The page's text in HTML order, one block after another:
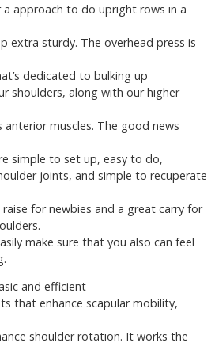
approach to do upright rows in a
extra sturdy. The overhead press is
dedicated to bulking up
shoulders, along with our higher
muscles. The good news
simple to set up, easy to do,
joints, and simple to recuperate
for newbies and a great carry for
make sure that you also can feel
and efficient
that enhance scapular mobility,
shoulder rotation. It works the